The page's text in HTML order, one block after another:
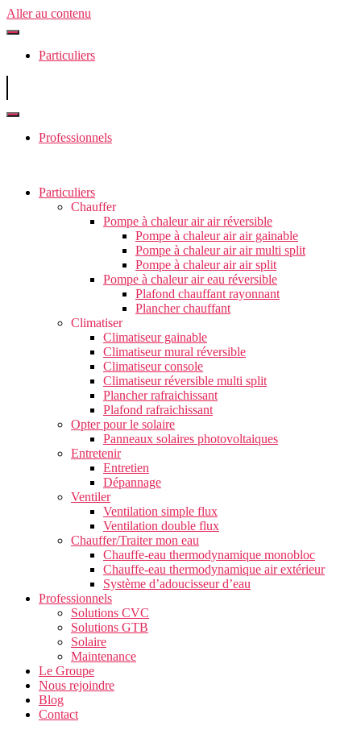
Aller au contenu
Particuliers
Professionnels
Particuliers
Chauffer
Pompe à chaleur air air réversible
Pompe à chaleur air air gainable
Pompe à chaleur air air multi split
Pompe à chaleur air air split
Pompe à chaleur air eau réversible
Plafond chauffant rayonnant
Plancher chauffant
Climatiser
Climatiseur gainable
Climatiseur mural réversible
Climatiseur console
Climatiseur réversible multi split
Plancher rafraichissant
Plafond rafraichissant
Opter pour le solaire
Panneaux solaires photovoltaiques
Entretenir
Entretien
Dépannage
Ventiler
Ventilation simple flux
Ventilation double flux
Chauffer/Traiter mon eau
Chauffe-eau thermodynamique monobloc
Chauffe-eau thermodynamique air extérieur
Système d’adoucisseur d’eau
Professionnels
Solutions CVC
Solutions GTB
Solaire
Maintenance
Le Groupe
Nous rejoindre
Blog
Contact